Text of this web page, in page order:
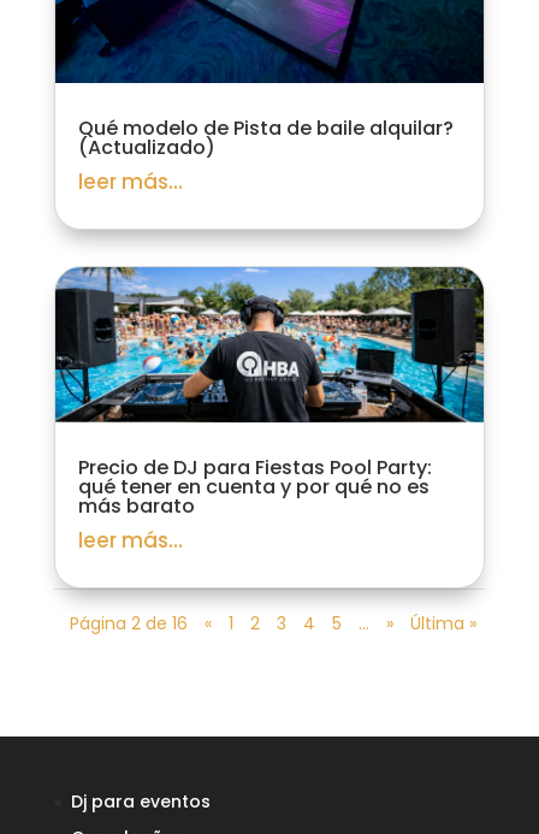
Qué modelo de Pista de baile alquilar?
(Actualizado)
leer más...
Precio de DJ para Fiestas Pool Party:
qué tener en cuenta y por qué no es
más barato
leer más...
Página 2 de 16 « 1 2 3 4 5 ... » Última »
Dj para eventos